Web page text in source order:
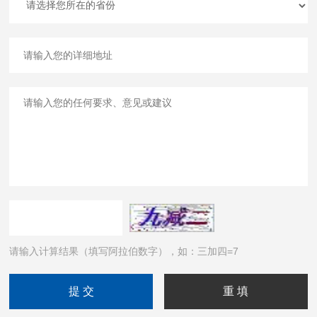
请输入计算结果（填写阿拉伯数字），如：三加四=7